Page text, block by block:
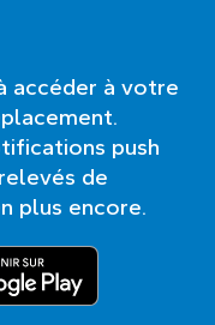
accéder à votre
push
de
plus encore.